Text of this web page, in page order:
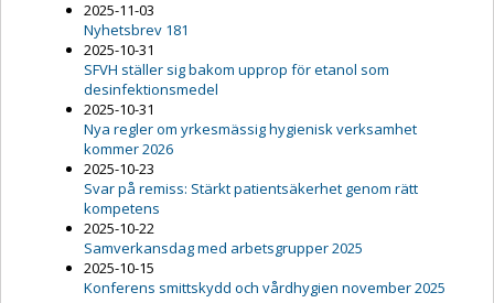
2025-11-03
Nyhetsbrev 181
2025-10-31
SFVH ställer sig bakom upprop för etanol som
desinfektionsmedel
2025-10-31
Nya regler om yrkesmässig hygienisk verksamhet
kommer 2026
2025-10-23
Svar på remiss: Stärkt patientsäkerhet genom rätt
kompetens
2025-10-22
Samverkansdag med arbetsgrupper 2025
2025-10-15
Konferens smittskydd och vårdhygien november 2025